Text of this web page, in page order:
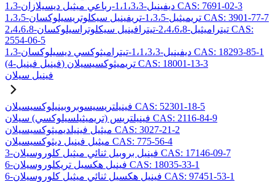
1،3-ديفينيل-1،1،3،3-رباعي ميثيل ديسيلازان CAS: 7691-02-3
1،3،5-تريميثيل-1،3،5-تريفينيل سيكلوتريسيلوكسان CAS: 3901-77-7
2،4،6،8-تيتراميثيل-2،4،6،8-تيترافينيل سيكلوتراسيلوكسان CAS:
2554-06-5
1،3-ديفينيل-1،1،3،3-تيتراميثوكسي ديسيلوكسان CAS: 18293-85-1
(4-فينيل فينيل) تريميثوكسيسيلان CAS: 18001-13-3
فينيل سيلان
فينيلتريسيسوبروبينيلوكسيسيلان CAS: 52301-18-5
فينيلتريس (تريميثيلسيلوكسي) سيلان CAS: 2116-84-9
ميثيل فينيلديميثوكسيسيلان CAS: 3027-21-2
ميثيل فينيل ديثوكسيسيلان CAS: 775-56-4
3-فينيل بروبيل ثنائي ميثيل كلوروسيلان CAS: 17146-09-7
6-فينيل هكسيل تريكلوروسيلان CAS: 18035-33-1
6-فينيل هكسيل ثنائي ميثيل كلوروسيلان CAS: 97451-53-1